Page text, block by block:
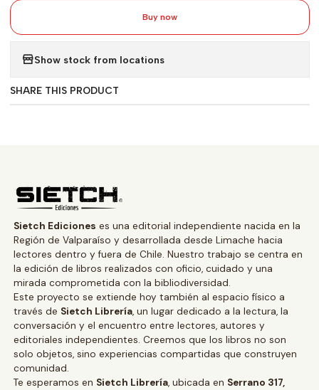
Buy now
Show stock from locations
SHARE THIS PRODUCT
Sietch Ediciones es una editorial independiente nacida en la
Región de Valparaíso y desarrollada desde Limache hacia
lectores dentro y fuera de Chile. Nuestro trabajo se centra en
la edición de libros realizados con oficio, cuidado y una
mirada comprometida con la bibliodiversidad.
Este proyecto se extiende hoy también al espacio físico a
través de Sietch Librería, un lugar dedicado a la lectura, la
conversación y el encuentro entre lectores, autores y
editoriales independientes. Creemos que los libros no son
solo objetos, sino experiencias compartidas que construyen
comunidad.
Te esperamos en Sietch Librería, ubicada en Serrano 317,